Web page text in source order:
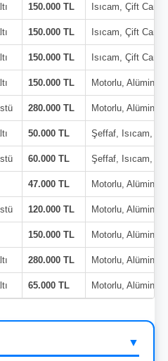
150.000 TL Isıcam, Çift Cam
150.000 TL Isıcam, Çift Cam
150.000 TL Isıcam, Çift Cam
150.000 TL Motorlu,
280.000 TL Motorlu,
50.000 TL Şeffaf, Isıcam,
60.000 TL Şeffaf, Isıcam,
47.000 TL Motorlu,
120.000 TL Motorlu,
150.000 TL Motorlu,
280.000 TL Motorlu,
65.000 TL Motorlu,
▼